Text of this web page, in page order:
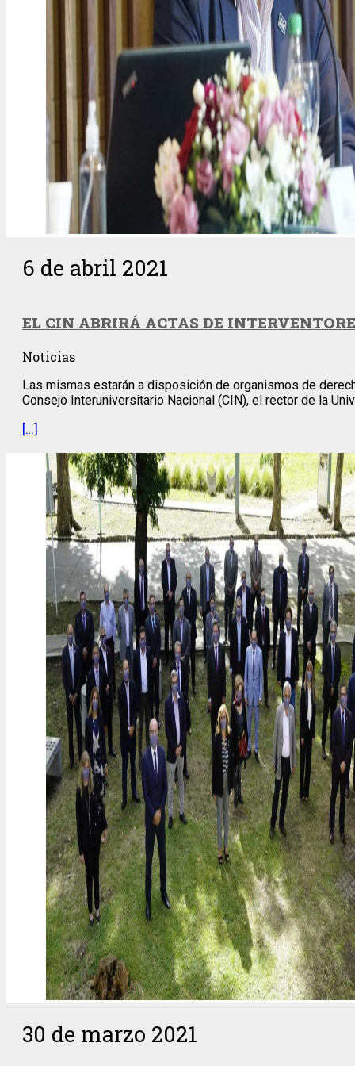
6 de abril 2021
EL CIN ABRIRÁ ACTAS DE
Noticias
Las mismas estarán a disposición de organismos de
Consejo Interuniversitario Nacional (CIN), el rector de la
[…]
30 de marzo 2021